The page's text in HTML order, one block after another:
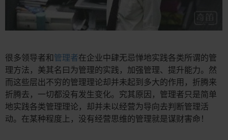
很多领导者和管理者在企业中肆无忌惮地实践各类所谓的管
理方法，美其名曰为管理的实践，加强管理、提升能力。然
而这些层出不穷的管理理论却并未起到多大的作用，折腾来
折腾去，一切都没有发生变化。究其原因，管理者只是简单
地实践各类管理理论，却并未以经营为导向去判断管理活
动。在某种程度上，没有经营思维的管理就是谋财害命！